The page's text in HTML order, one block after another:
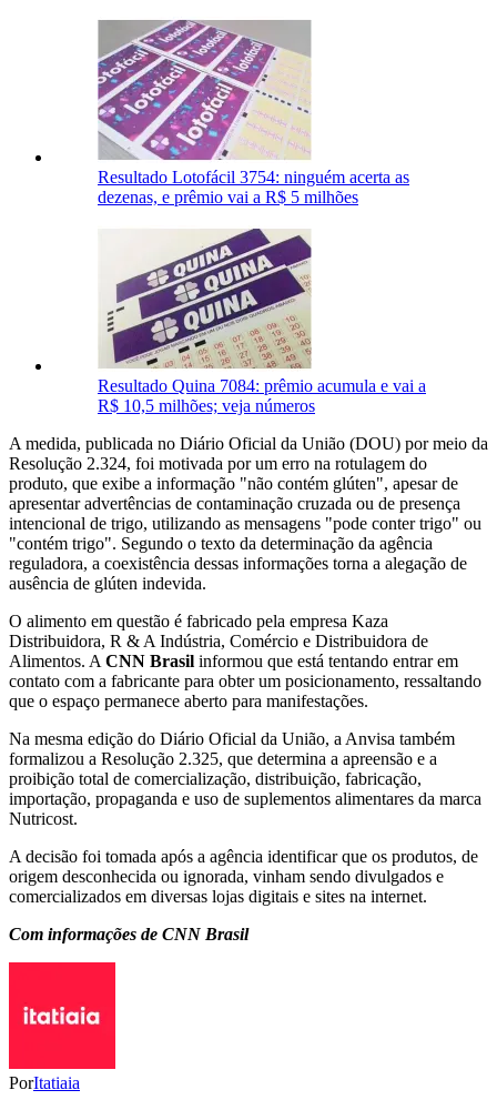
Resultado Lotofácil 3754: ninguém acerta as
dezenas, e prêmio vai a R$ 5 milhões
Resultado Quina 7084: prêmio acumula e vai a
R$ 10,5 milhões; veja números
A medida, publicada no Diário Oficial da União (DOU) por meio da
Resolução 2.324, foi motivada por um erro na rotulagem do
produto, que exibe a informação "não contém glúten", apesar de
apresentar advertências de contaminação cruzada ou de presença
intencional de trigo, utilizando as mensagens "pode conter trigo" ou
"contém trigo". Segundo o texto da determinação da agência
reguladora, a coexistência dessas informações torna a alegação de
ausência de glúten indevida.
O alimento em questão é fabricado pela empresa Kaza
Distribuidora, R & A Indústria, Comércio e Distribuidora de
Alimentos. A CNN Brasil informou que está tentando entrar em
contato com a fabricante para obter um posicionamento, ressaltando
que o espaço permanece aberto para manifestações.
Na mesma edição do Diário Oficial da União, a Anvisa também
formalizou a Resolução 2.325, que determina a apreensão e a
proibição total de comercialização, distribuição, fabricação,
importação, propaganda e uso de suplementos alimentares da marca
Nutricost.
A decisão foi tomada após a agência identificar que os produtos, de
origem desconhecida ou ignorada, vinham sendo divulgados e
comercializados em diversas lojas digitais e sites na internet.
Com informações de CNN Brasil
PorItatiaia